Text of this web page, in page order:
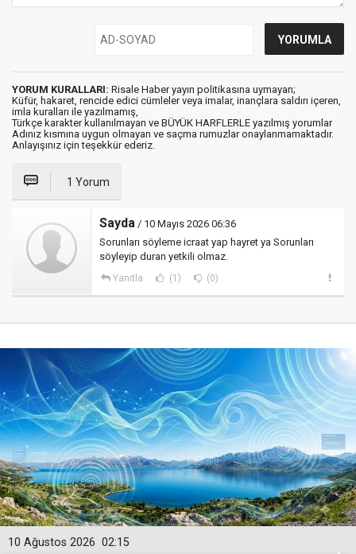
YORUM KURALLARI: Risale Haber yayın politikasına uymayan;
Küfür, hakaret, rencide edici cümleler veya imalar, inançlara saldırı içeren,
imla kuralları ile yazılmamış,
Türkçe karakter kullanılmayan ve BÜYÜK HARFLERLE yazılmış yorumlar
Adınız kısmına uygun olmayan ve saçma rumuzlar onaylanmamaktadır.
Anlayışınız için teşekkür ederiz.
1 Yorum
Sayda / 10 Mayıs 2026 06:36
Sorunları söyleme icraat yap hayret ya Sorunları
söyleyip duran yetkili olmaz.
Yanıtla (1) (0)
02:15
10 Ağustos 2026